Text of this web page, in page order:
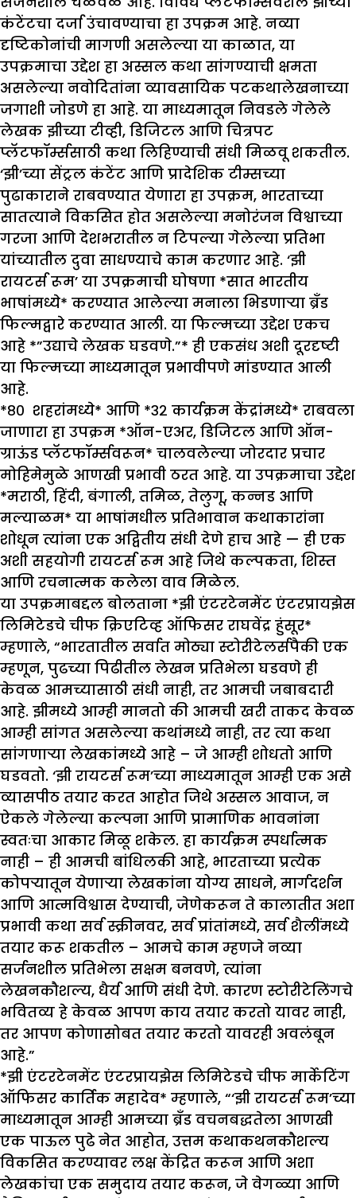
कंटेंटचा दर्जा उंचावण्याचा हा उपक्रम आहे. नव्या
दृष्टिकोनांची मागणी असलेल्या या काळात, या
उपक्रमाचा उद्देश हा अस्सल कथा सांगण्याची क्षमता
असलेल्या नवोदितांना व्यावसायिक पटकथालेखनाच्या
जगाशी जोडणे हा आहे. या माध्यमातून निवडले गेलेले
लेखक झीच्या टीव्ही, डिजिटल आणि चित्रपट
प्लॅटफॉर्म्ससाठी कथा लिहिण्याची संधी मिळवू शकतील.
‘झी’च्या सेंट्रल कंटेंट आणि प्रादेशिक टीम्सच्या
पुढाकाराने राबवण्यात येणारा हा उपक्रम, भारताच्या
सातत्याने विकसित होत असलेल्या मनोरंजन विश्वाच्या
गरजा आणि देशभरातील न टिपल्या गेलेल्या प्रतिभा
यांच्यातील दुवा साधण्याचे काम करणार आहे. ‘झी
रायटर्स रूम’ या उपक्रमाची घोषणा *सात भारतीय
भाषांमध्ये* करण्यात आलेल्या मनाला भिडणाऱ्या ब्रँड
फिल्मद्वारे करण्यात आली. या फिल्मच्या उद्देश एकच
आहे *”उद्याचे लेखक घडवणे.”* ही एकसंध अशी दूरदृष्टी
या फिल्मच्या माध्यमातून प्रभावीपणे मांडण्यात आली
आहे.
*८० शहरांमध्ये* आणि *३२ कार्यक्रम केंद्रांमध्ये* राबवला
जाणारा हा उपक्रम *ऑन-एअर, डिजिटल आणि ऑन-
ग्राऊंड प्लॅटफॉर्म्सवरून* चालवलेल्या जोरदार प्रचार
मोहिमेमुळे आणखी प्रभावी ठरत आहे. या उपक्रमाचा उद्देश
*मराठी, हिंदी, बंगाली, तमिळ, तेलुगू, कन्नड आणि
मल्याळम* या भाषांमधील प्रतिभावान कथाकारांना
शोधून त्यांना एक अद्वितीय संधी देणे हाच आहे — ही एक
अशी सहयोगी रायटर्स रूम आहे जिथे कल्पकता, शिस्त
आणि रचनात्मक कलेला वाव मिळेल.
या उपक्रमाबद्दल बोलताना *झी एंटरटेनमेंट एंटरप्रायझेस
लिमिटेडचे चीफ क्रिएटिव्ह ऑफिसर राघवेंद्र हुंसूर*
म्हणाले, “भारतातील सर्वात मोठ्या स्टोरीटेलर्सपैकी एक
म्हणून, पुढच्या पिढीतील लेखन प्रतिभेला घडवणे ही
केवळ आमच्यासाठी संधी नाही, तर आमची जबाबदारी
आहे. झीमध्ये आम्ही मानतो की आमची खरी ताकद केवळ
आम्ही सांगत असलेल्या कथांमध्ये नाही, तर त्या कथा
सांगणाऱ्या लेखकांमध्ये आहे – जे आम्ही शोधतो आणि
घडवतो. ‘झी रायटर्स रूम’च्या माध्यमातून आम्ही एक असे
व्यासपीठ तयार करत आहोत जिथे अस्सल आवाज, न
ऐकले गेलेल्या कल्पना आणि प्रामाणिक भावनांना
स्वतःचा आकार मिळू शकेल. हा कार्यक्रम स्पर्धात्मक
नाही – ही आमची बांधिलकी आहे, भारताच्या प्रत्येक
कोपऱ्यातून येणाऱ्या लेखकांना योग्य साधने, मार्गदर्शन
आणि आत्मविश्वास देण्याची, जेणेकरून ते कालातीत अशा
प्रभावी कथा सर्व स्क्रीनवर, सर्व प्रांतांमध्ये, सर्व शैलींमध्ये
तयार करू शकतील – आमचे काम म्हणजे नव्या
सर्जनशील प्रतिभेला सक्षम बनवणे, त्यांना
लेखनकौशल्य, धैर्य आणि संधी देणे. कारण स्टोरीटेलिंगचे
भवितव्य हे केवळ आपण काय तयार करतो यावर नाही,
तर आपण कोणासोबत तयार करतो यावरही अवलंबून
आहे.”
*झी एंटरटेनमेंट एंटरप्रायझेस लिमिटेडचे चीफ मार्केटिंग
ऑफिसर कार्तिक महादेव* म्हणाले, “‘झी रायटर्स रूम’च्या
माध्यमातून आम्ही आमच्या ब्रँड वचनबद्धतेला आणखी
एक पाऊल पुढे नेत आहोत, उत्तम कथाकथनकौशल्य
विकसित करण्यावर लक्ष केंद्रित करून आणि अशा
लेखकांचा एक समुदाय तयार करून, जे वेगळ्या आणि